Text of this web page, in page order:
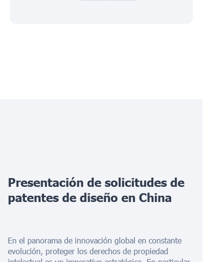
Presentación de solicitudes de
patentes de diseño en China
En el panorama de innovación global en constante
evolución, proteger los derechos de propiedad